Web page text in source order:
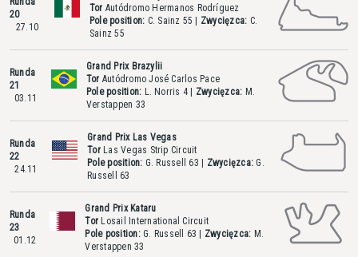
20
27.10
Tor Autódromo Hermanos Rodríguez
Pole position: C. Sainz 55 Zwycięzca: C.
Sainz55
Runda
21
03.11
Grand Prix Brazylii
Tor Autódromo José Carlos Pace
Pole position: L. Norris 4 Zwycięzca: M.
Verstappen 33
Runda
22
24.11
Grand Prix Las Vegas
TorLas Vegas Strip Circuit
Pole position: G. Russell 63 Zwycięzca: G.
Russell 63
Runda
23
01.12
Grand Prix Kataru
Tor Losail International Circuit
Pole position:G. Russell 63 Zwycięzca: M.
Verstappen33